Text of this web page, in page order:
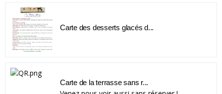
Carte des desserts glacés d...
Carte de la terrasse sans r...